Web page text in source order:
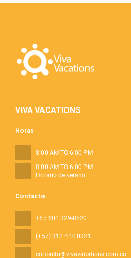
VIVA VACATIONS
Contacto
+57 601 329-8520
(+57) 312 414 0321
contacto@vivavacations.com.co
Horas
8:00 AM TO 6:00 PM
8:00 AM TO 6:00 PM
Horario de verano